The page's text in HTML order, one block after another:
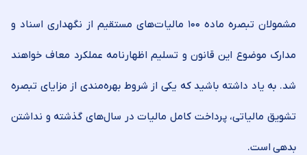
مشمولان تبصره ماده ۱۰۰ مالیات‌های مستقیم از نگهداری اسناد و
مدارک موضوع این قانون و تسلیم اظهارنامه عملکرد معاف خواهند
شد. به یاد داشته باشید که یکی از شروط بهره‌مندی از مزایای تبصره
تشویق مالیاتی، پرداخت کامل مالیات در سال‌های گذشته و نداشتن
بدهی است.